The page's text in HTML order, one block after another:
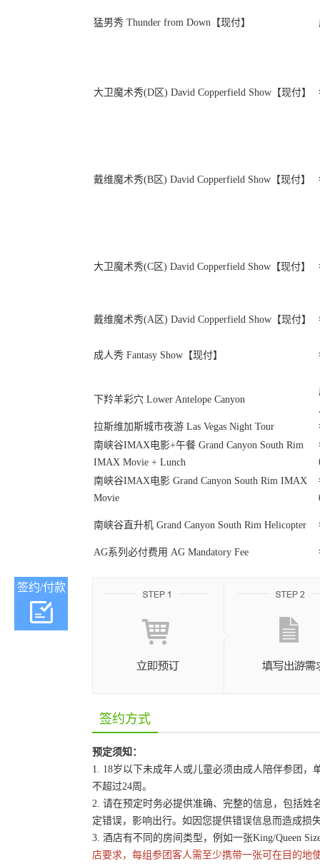
猛男秀 Thunder from Down【现付】
大卫魔术秀(D区) David Copperfield Show【现付】
戴维魔术秀(B区) David Copperfield Show【现付】
大卫魔术秀(C区) David Copperfield Show【现付】
戴维魔术秀(A区) David Copperfield Show【现付】
成人秀 Fantasy Show【现付】
下羚羊彩穴 Lower Antelope Canyon
拉斯维加斯城市夜游 Las Vegas Night Tour
南峡谷IMAX电影+午餐 Grand Canyon South Rim
IMAX Movie + Lunch
南峡谷IMAX电影 Grand Canyon South Rim IMAX
Movie
南峡谷直升机 Grand Canyon South Rim Helicopter
AG系列必付费用 AG Mandatory Fee
签约/付款
签约方式
预定须知：
1. 18岁以下未成年人或儿童必须由成人陪伴参团
不超过24周。
2. 请在预定时务必提供准确、完整的信息，包括
定错误，影响出行。如因您提供错误信息而造成损
3. 酒店有不同的房间类型，例如一张King/Queen
店要求，每组参团客人需至少携带一张可在目的地